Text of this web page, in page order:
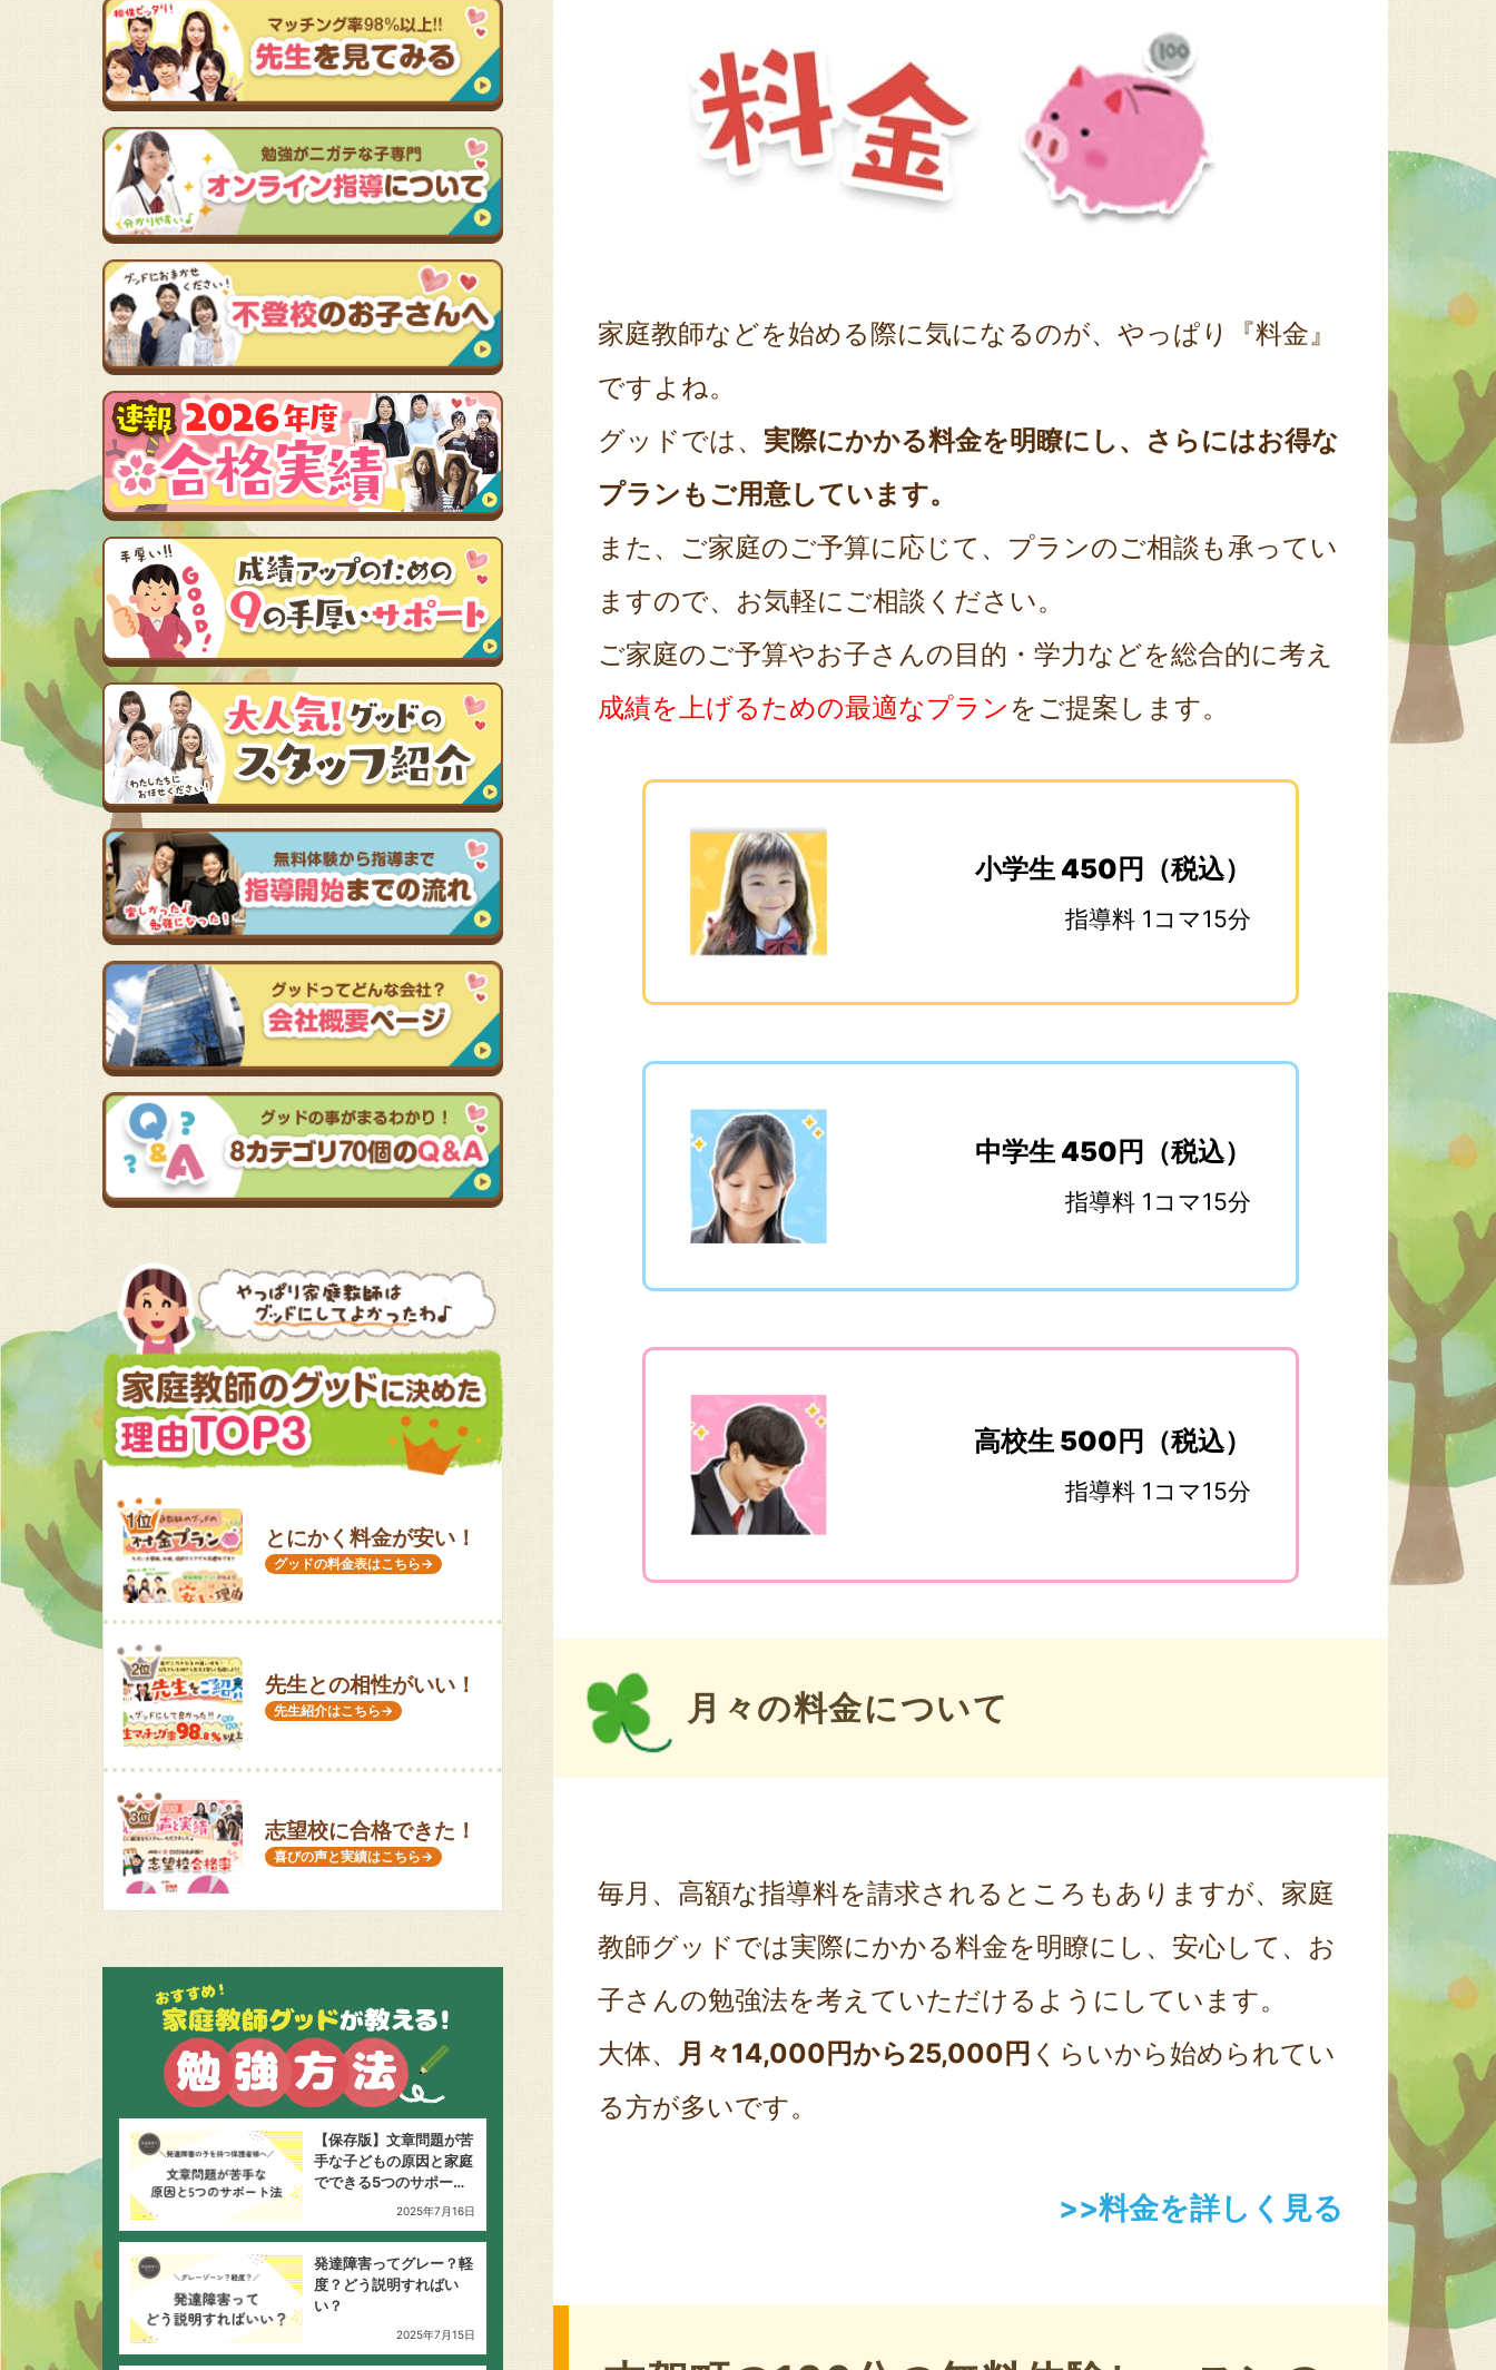
とにかく料金が安い！
グッドの料金表はこちら→
先生との相性がいい！
先生紹介はこちら→
志望校に合格できた！
喜びの声と実績はこちら→
【保存版】文章問題が苦
手な子どもの原因と家庭
でできる5つのサポート
2025年7月16日
発達障害ってグレー？軽
度？どう説明すればい
い？
2025年7月15日
家庭教師などを始める際に気になるのが、やっぱり『料金』
ですよね。
グッドでは、 実際にかかる料金を明瞭にし、さらにはお得な
プランもご用意しています。
また、ご家庭のご予算に応じて、プランのご相談も承ってい
ますので、お気軽にご相談ください。
ご家庭のご予算やお子さんの目的・学力などを総合的に考え
成績を上げるための最適なプランをご提案します。
小学生 450円（税込）
指導料 1コマ15分
中学生 450円（税込）
指導料 1コマ15分
高校生 500円（税込）
指導料 1コマ15分
月々の料金について
毎月、高額な指導料を請求されるところもありますが、家庭
教師グッドでは実際にかかる料金を明瞭にし、安心して、お
子さんの勉強法を考えていただけるようにしています。
大体、
月々14,000円から25,000円 くらいから始められてい
る方が多いです。
>>料金を詳しく見る